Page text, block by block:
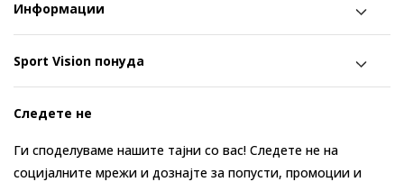
Информации
Sport Vision понуда
Следете не
Ги споделуваме нашите тајни со вас! Следете не на
социјалните мрежи и дознајте за попусти, промоции и